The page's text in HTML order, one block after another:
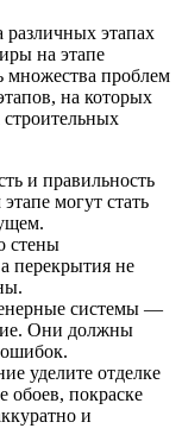
различных этапах
на этапе
множества проблем
на которых
строительных
и правильность
могут стать
стены
перекрытия не
системы —
Они должны
уделите отделке
обоев, покраске
и